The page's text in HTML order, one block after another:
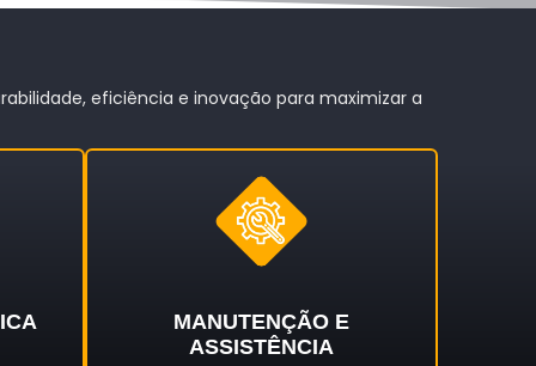
eficiência e inovação para maximizar a
MANUTENÇÃO E
ASSISTÊNCIA